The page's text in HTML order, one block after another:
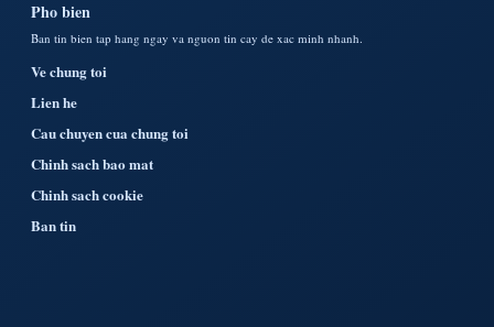
Pho bien
Ban tin bien tap hang ngay va nguon tin cay de xac minh nhanh.
Ve chung toi
Lien he
Cau chuyen cua chung toi
Chinh sach bao mat
Chinh sach cookie
Ban tin